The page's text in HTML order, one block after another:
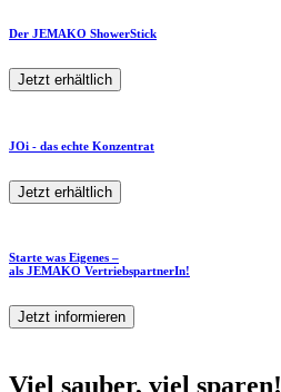
Der JEMAKO ShowerStick
Jetzt erhältlich
JOi - das echte Konzentrat
Jetzt erhältlich
Starte was Eigenes –
als JEMAKO VertriebspartnerIn!
Jetzt informieren
Viel sauber, viel sparen!